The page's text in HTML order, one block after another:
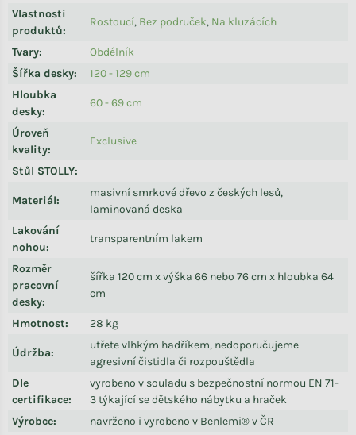
Vlastnosti
produktů:
Rostoucí, Bez područek, Na kluzácích
Tvary:
Obdélník
Šířka desky:
120 - 129 cm
Hloubka
desky:
60 - 69 cm
Úroveň
kvality:
Exclusive
Stůl STOLLY:
Materiál:
masivní smrkové dřevo z českých lesů,
laminovaná deska
Lakování
nohou:
transparentním lakem
Rozměr
pracovní
desky:
šířka 120 cm x výška 66 nebo 76 cm x hloubka 64
cm
Hmotnost: 28 kg
Údržba:
utřete vlhkým hadříkem, nedoporučujeme
agresivní čistidla či rozpouštědla
Dle
certifikace:
vyrobeno v souladu s bezpečnostní normou EN 71-
3 týkající se dětského nábytku a hraček
Výrobce:
navrženo i vyrobeno v Benlemi® v ČR